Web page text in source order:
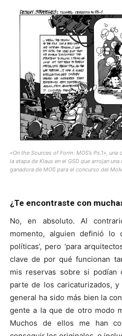
«On the Sources of Form: MOS’s Ps.1»,
la etapa de Klaus en el GSD que arrojan
ganadora de MOS para el concurso del
¿Te encontraste con
No, en absoluto. Al
momento, alguien definió lo
políticas’, pero ‘para
clave de por qué funcionan
mis reservas sobre si podían
parte de los caricaturizados,
general ha sido más bien la
gente a la que de otro modo
Muchos de ellos me han